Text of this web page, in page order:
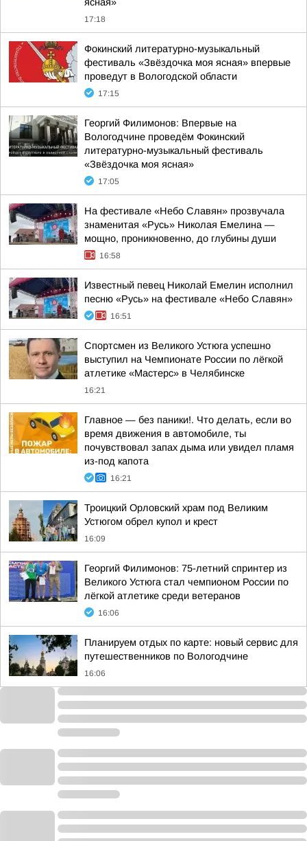
17:18
Фокинский литературно-музыкальный
фестиваль «Звёздочка моя ясная» впервые
проведут в Вологодской области
17:15
Георгий Филимонов: Впервые на
Вологодчине проведём Фокинский
литературно-музыкальный фестиваль
«Звёздочка моя ясная»
17:05
На фестивале «Небо Славян» прозвучала
знаменитая «Русь» Николая Емелина —
мощно, проникновенно, до глубины души
16:58
Известный певец Николай Емелин исполнил
песню «Русь» на фестивале «Небо Славян»
16:51
Спортсмен из Великого Устюга успешно
выступил на Чемпионате России по лёгкой
атлетике «Мастерс» в Челябинске
16:21
Главное — без паники!. Что делать, если во
время движения в автомобиле, ты
почувствовал запах дыма или увидел пламя
из-под капота
16:21
Троицкий Орловский храм под Великим
Устюгом обрел купол и крест
16:09
Георгий Филимонов: 75-летний спринтер из
Великого Устюга стал чемпионом России по
лёгкой атлетике среди ветеранов
16:06
Планируем отдых по карте: новый сервис для
путешественников по Вологодчине
16:06